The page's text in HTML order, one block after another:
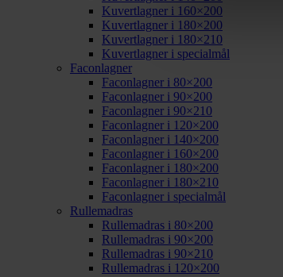
Kuvertlagner i 160×200
Kuvertlagner i 180×200
Kuvertlagner i 180×210
Kuvertlagner i specialmål
Faconlagner
Faconlagner i 80×200
Faconlagner i 90×200
Faconlagner i 90×210
Faconlagner i 120×200
Faconlagner i 140×200
Faconlagner i 160×200
Faconlagner i 180×200
Faconlagner i 180×210
Faconlagner i specialmål
Rullemadras
Rullemadras i 80×200
Rullemadras i 90×200
Rullemadras i 90×210
Rullemadras i 120×200